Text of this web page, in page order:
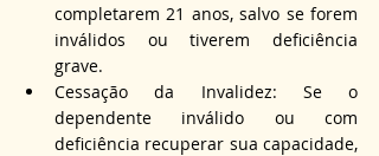
completarem 21 anos, salvo se forem
inválidos ou tiverem deficiência
grave.
Cessação da Invalidez: Se o
dependente inválido ou com
deficiência recuperar sua capacidade,